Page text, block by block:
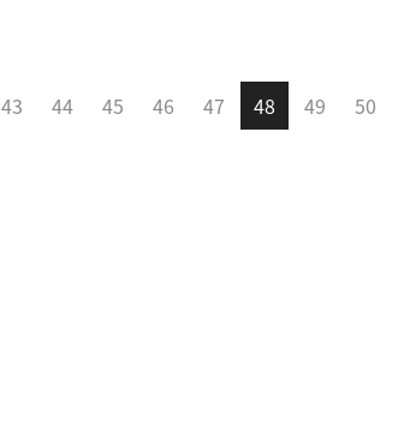
43 44 45 46 47 48 49 50